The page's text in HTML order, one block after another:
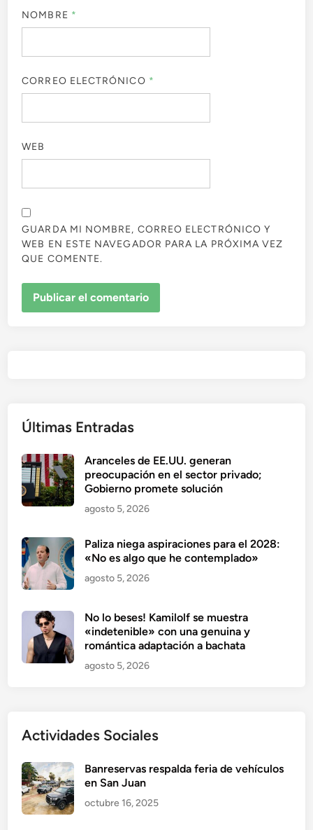
NOMBRE *
CORREO ELECTRÓNICO *
WEB
GUARDA MI NOMBRE, CORREO ELECTRÓNICO Y
WEB EN ESTE NAVEGADOR PARA LA PRÓXIMA VEZ
QUE COMENTE.
Últimas Entradas
Aranceles de EE.UU. generan
preocupación en el sector privado;
Gobierno promete solución
agosto 5, 2026
Paliza niega aspiraciones para el 2028:
«No es algo que he contemplado»
agosto 5, 2026
No lo beses! Kamilolf se muestra
«indetenible» con una genuina y
romántica adaptación a bachata
agosto 5, 2026
Actividades Sociales
Banreservas respalda feria de vehículos
en San Juan
octubre 16, 2025